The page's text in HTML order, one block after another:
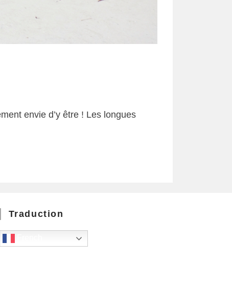
envie d’y être ! Les longues
Traduction